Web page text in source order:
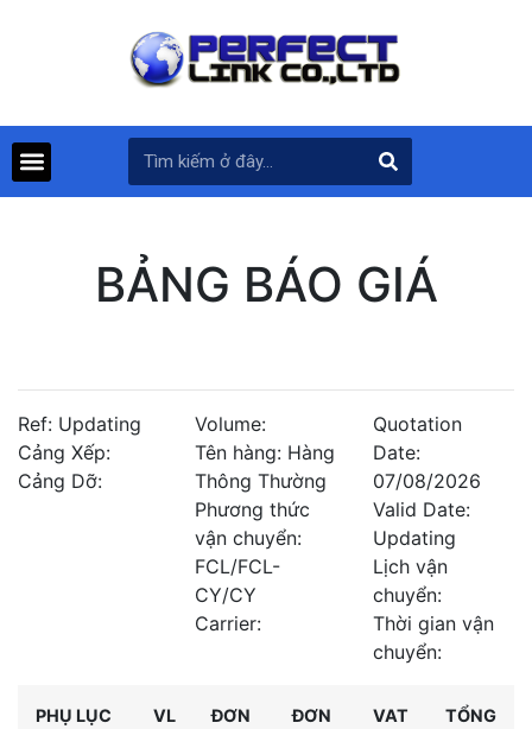
BẢNG BÁO GIÁ
Ref: Updating
Cảng Xếp:
Cảng Dỡ:
Volume:
Tên hàng: Hàng
Thông Thường
Phương thức
vận chuyển:
FCL/FCL-
CY/CY
Carrier:
Quotation
Date:
07/08/2026
Valid Date:
Updating
Lịch vận
chuyển:
Thời gian vận
chuyển:
PHỤ LỤC
VL
ĐƠN
ĐƠN
VAT
TỔNG